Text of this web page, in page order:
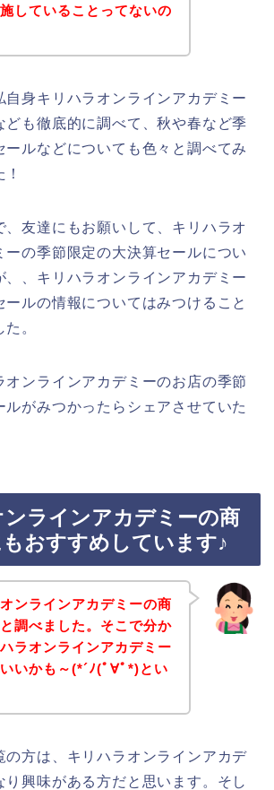
していることってないの
自身キリハラオンラインアカデミー
ども徹底的に調べて、秋や春など季
ールなどについても色々と調べてみ
、友達にもお願いして、キリハラオ
ーの季節限定の大決算セールについ
、、キリハラオンラインアカデミー
ールの情報についてはみつけること
。
オンラインアカデミーのお店の季節
ルがみつかったらシェアさせていた
ラインアカデミーの商
おすすめしています♪
ンラインアカデミーの商
調べました。そこで分か
ラオンラインアカデミー
いかも～(*´ﾉ(ﾟ∀ﾟ*)とい
の方は、キリハラオンラインアカデ
り興味がある方だと思います。そし